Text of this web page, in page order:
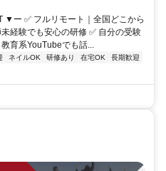
ー ✅ フルリモート｜全国どこから
経験でも安心の研修 ✅ 自分の受験
育系YouTubeでも話...
ネイルOK 研修あり 在宅OK
長期歓迎